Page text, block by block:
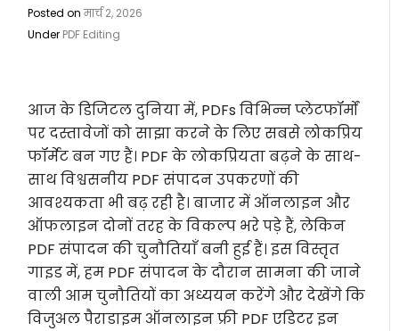
Posted onमार्च 2, 2026
Under PDF Editing
आज के डिजिटल दुनिया में, PDFs विभिन्न प्लेटफॉर्मों
पर दस्तावेजों को साझा करने के लिए सबसे लोकप्रिय
फॉर्मेट बन गए हैं। PDF के लोकप्रियता बढ़ने के साथ-
साथ विश्वसनीय PDF संपादन उपकरणों की
आवश्यकता भी बढ़ रही है। बाजार में ऑनलाइन और
ऑफलाइन दोनों तरह के विकल्प भरे पड़े हैं, लेकिन
PDF संपादन की चुनौतियाँ बनी हुई हैं। इस विस्तृत
गाइड में, हम PDF संपादन के दौरान सामना की जाने
वाली आम चुनौतियों का अध्ययन करेंगे और देखेंगे कि
विजुअल पैराडाइम ऑनलाइन फ्री PDF एडिटर इन